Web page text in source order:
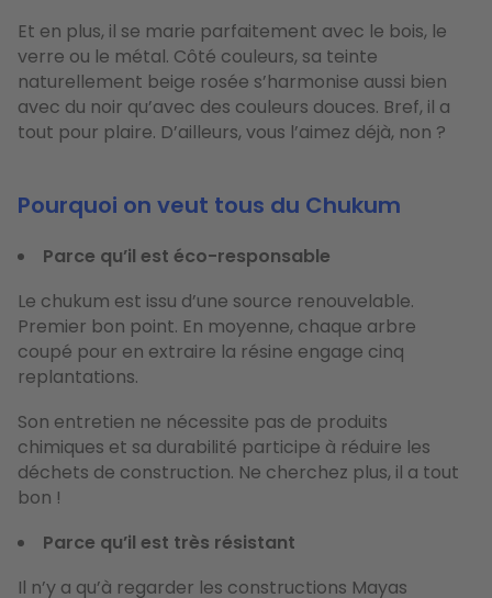
Et en plus, il se marie parfaitement avec le bois, le
verre ou le métal. Côté couleurs, sa teinte
naturellement beige rosée s’harmonise aussi bien
avec du noir qu’avec des couleurs douces. Bref, il a
tout pour plaire. D’ailleurs, vous l’aimez déjà, non ?
Pourquoi on veut tous du Chukum
Parce qu’il est éco-responsable
Le chukum est issu d’une source renouvelable.
Premier bon point. En moyenne, chaque arbre
coupé pour en extraire la résine engage cinq
replantations.
Son entretien ne nécessite pas de produits
chimiques et sa durabilité participe à réduire les
déchets de construction. Ne cherchez plus, il a tout
bon !
Parce qu’il est très résistant
Il n’y a qu’à regarder les constructions Mayas